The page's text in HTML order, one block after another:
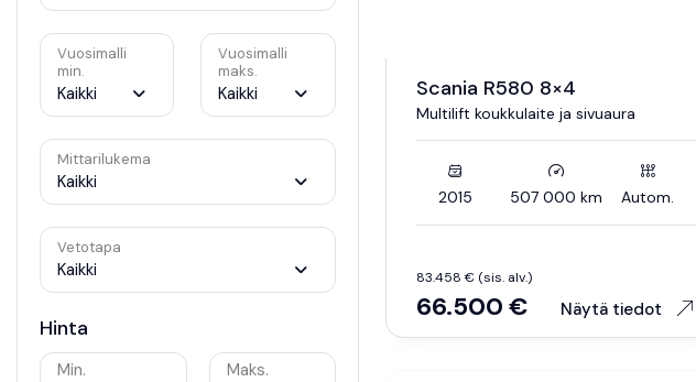
Vuosimalli
min.
Kaikki
Vuosimalli
maks.
Kaikki
Mittarilukema
Kaikki
Vetotapa
Kaikki
Hinta
Min.
Maks.
Scania R580 8×4
Multilift koukkulaite ja sivuaura
2015 507 000 km Autom.
83.458 € (sis. alv.)
66.500 € Näytä tiedot